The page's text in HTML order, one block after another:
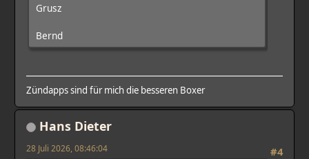
Grusz
Bernd
Zündapps sind für mich die besseren Boxer
Hans Dieter
#4
28 Juli 2026, 08:46:04